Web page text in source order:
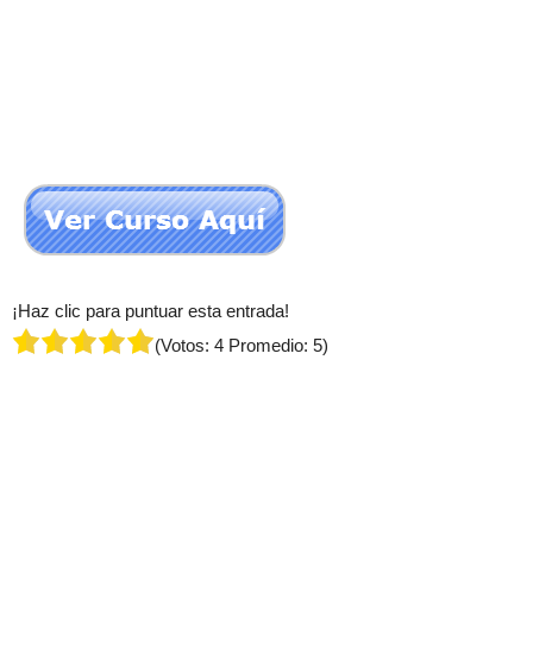
¡Haz clic para puntuar esta entrada!
(Votos: 4 Promedio: 5)